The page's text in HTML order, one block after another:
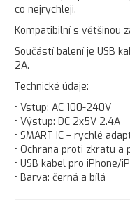
co nejrychleji.
Kompatibilní s většinou
Součástí balení je USB
2A.
Technické údaje:
• Vstup: AC 100-240V
• Výstup: DC 2x5V 2.4A
• SMART IC – rychlé
• Ochrana proti zkratu a
• USB kabel pro iPhone/
• Barva: černá a bílá